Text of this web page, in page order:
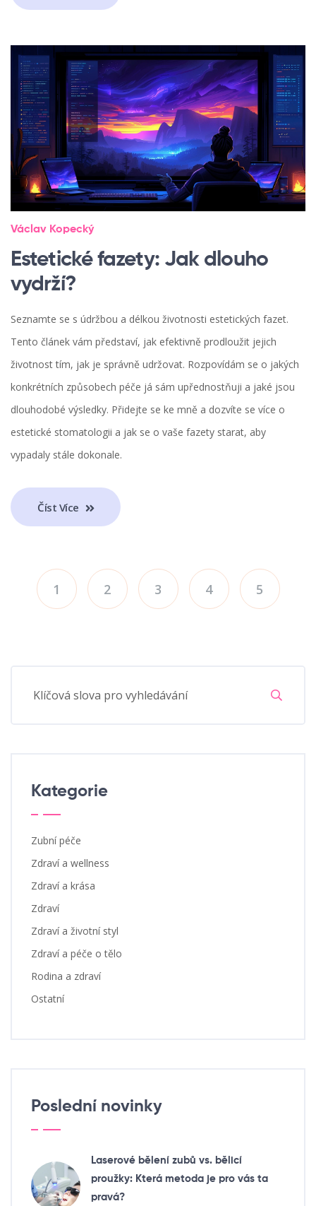
Václav Kopecký
Estetické fazety: Jak dlouho
vydrží?
Seznamte se s údržbou a délkou životnosti estetických fazet.
Tento článek vám představí, jak efektivně prodloužit jejich
životnost tím, jak je správně udržovat. Rozpovídám se o jakých
konkrétních způsobech péče já sám upřednostňuji a jaké jsou
dlouhodobé výsledky. Přidejte se ke mně a dozvíte se více o
estetické stomatologii a jak se o vaše fazety starat, aby
vypadaly stále dokonale.
Číst Více
1 2 3 4 5
Kategorie
Zubní péče
Zdraví a wellness
Zdraví a krása
Zdraví
Zdraví a životní styl
Zdraví a péče o tělo
Rodina a zdraví
Ostatní
Poslední novinky
Laserové bělení zubů vs. bělicí
proužky: Která metoda je pro vás ta
pravá?